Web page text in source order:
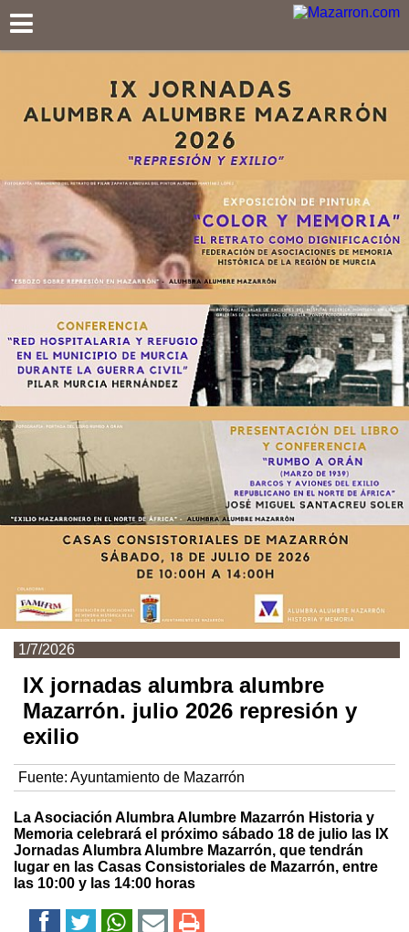
1/7/2026
IX jornadas alumbra alumbre
Mazarrón. julio 2026 represión y
exilio
Fuente: Ayuntamiento de Mazarrón
La Asociación Alumbra Alumbre Mazarrón Historia y
Memoria celebrará el próximo sábado 18 de julio las IX
Jornadas Alumbra Alumbre Mazarrón, que tendrán
lugar en las Casas Consistoriales de Mazarrón, entre
las 10:00 y las 14:00 horas